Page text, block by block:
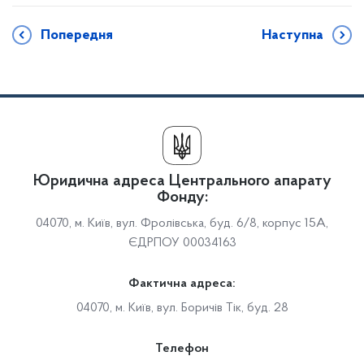
Попередня Наступна
Юридична адреса Центрального апарату
Фонду:
04070, м. Київ, вул. Фролівська, буд. 6/8, корпус 15А,
ЄДРПОУ 00034163
Фактична адреса:
04070, м. Київ, вул. Боричів Тік, буд. 28
Телефон